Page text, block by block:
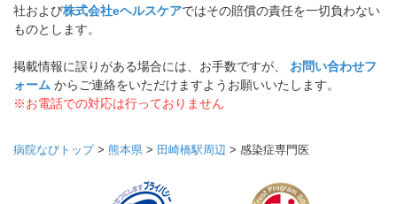
社および株式会社eヘルスケアではその賠償の責任を一切負わない
ものとします。
掲載情報に誤りがある場合には、お手数ですが、 お問い合わせフ
ォーム からご連絡をいただけますようお願いいたします。
※お電話での対応は行っておりません
病院なびトップ> 熊本県 > 田崎橋駅周辺 > 感染症専門医